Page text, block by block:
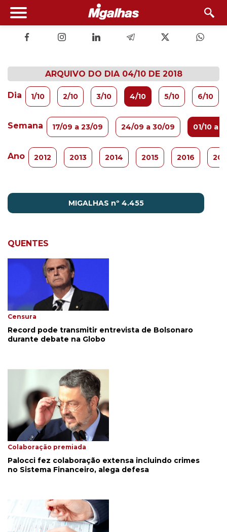
ARQUIVO DO DIA 04/10 DE 2018
Dia 1/10 2/10 3/10 4/10 5/10 6/10
Semana 17/09 a 23/09 24/09 a 30/09 01/10 a
Ano 2012 2013 2014 2015 2016
MIGALHAS nº 4.455
QUENTES
Censura
Record pode transmitir entrevista de Bolsonaro
durante debate na Globo
Colaboração premiada
Palocci fez colaboração extensa incluindo crimes
no Sistema Financeiro, alega defesa